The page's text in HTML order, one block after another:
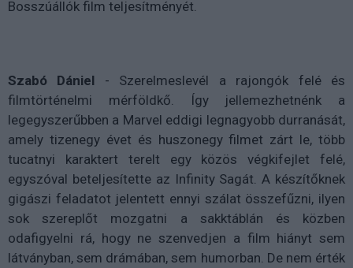
Bosszúállók film teljesítményét.
Szabó Dániel - Szerelmeslevél a rajongók felé és
filmtörténelmi mérföldkő. Így jellemezhetnénk a
legegyszerűbben a Marvel eddigi legnagyobb durranását,
amely tizenegy évet és huszonegy filmet zárt le, több
tucatnyi karaktert terelt egy közös végkifejlet felé,
egyszóval beteljesítette az Infinity Sagát. A készítőknek
gigászi feladatot jelentett ennyi szálat összefűzni, ilyen
sok szereplőt mozgatni a sakktáblán és közben
odafigyelni rá, hogy ne szenvedjen a film hiányt sem
látványban, sem drámában, sem humorban. De nem érték